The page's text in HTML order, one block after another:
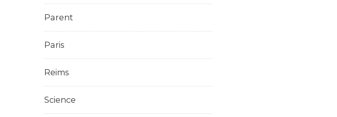
Parent
Paris
Reims
Science